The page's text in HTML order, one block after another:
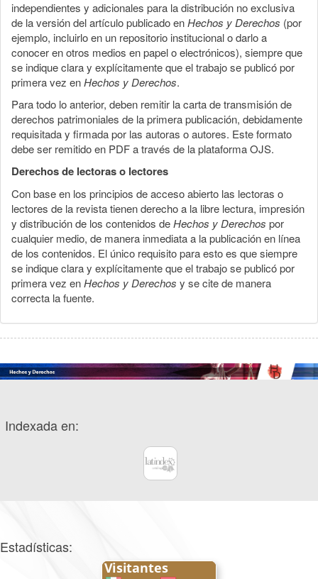
independientes y adicionales para la distribución no exclusiva
de la versión del artículo publicado enHechos y Derechos (por
ejemplo, incluirlo en un repositorio institucional o darlo a
conocer en otros medios en papel o electrónicos), siempre que
se indique clara y explícitamente que el trabajo se publicó por
primera vez enHechos y Derechos.
Para todo lo anterior, deben remitir la carta de transmisión de
derechos patrimoniales de la primera publicación, debidamente
requisitada y firmada por las autoras o autores. Este formato
debe ser remitido en PDF a través de la plataforma OJS.
Derechos de lectoras o lectores
Con base en los principios de acceso abierto las lectoras o
lectores de la revista tienen derecho a la libre lectura, impresión
y distribución de los contenidos deHechos y Derechos por
cualquier medio, de manera inmediata a la publicación en línea
de los contenidos. El único requisito para esto es que siempre
se indique clara y explícitamente que el trabajo se publicó por
primera vez enHechos y Derechos y se cite de manera
correcta la fuente.
Indexada en:
Estadísticas: